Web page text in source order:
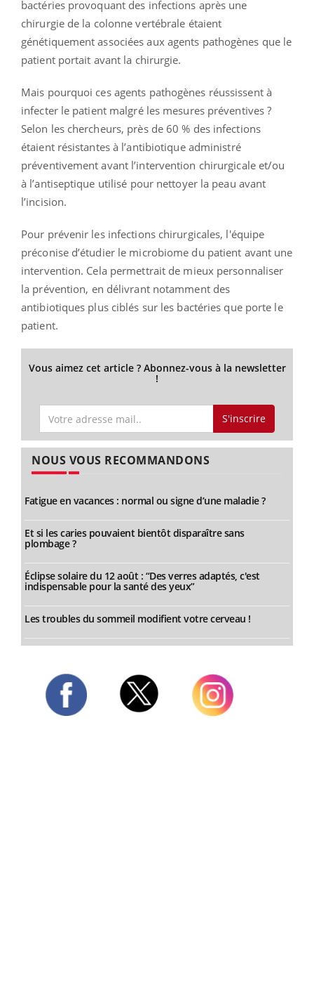
bactéries provoquant des infections après une
chirurgie de la colonne vertébrale étaient
génétiquement associées aux agents pathogènes que le
patient portait avant la chirurgie.
Mais pourquoi ces agents pathogènes réussissent à
infecter le patient malgré les mesures préventives ?
Selon les chercheurs, près de 60 % des infections
étaient résistantes à l’antibiotique administré
préventivement avant l’intervention chirurgicale et/ou
à l’antiseptique utilisé pour nettoyer la peau avant
l’incision.
Pour prévenir les infections chirurgicales, l'équipe
préconise d’étudier le microbiome du patient avant une
intervention. Cela permettrait de mieux personnaliser
la prévention, en délivrant notamment des
antibiotiques plus ciblés sur les bactéries que porte le
patient.
Vous aimez cet article ? Abonnez-vous à la newsletter
!
S'inscrire
NOUS VOUS RECOMMANDONS
Fatigue en vacances : normal ou signe d’une maladie ?
Et si les caries pouvaient bientôt disparaître sans
plombage ?
Éclipse solaire du 12 août : “Des verres adaptés, c'est
indispensable pour la santé des yeux”
Les troubles du sommeil modifient votre cerveau !